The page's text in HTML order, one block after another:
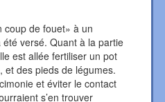
coup de fouet» à un
versé. Quant à la partie
est allée fertiliser un pot
et des pieds de légumes.
et éviter le contact
s’en trouver